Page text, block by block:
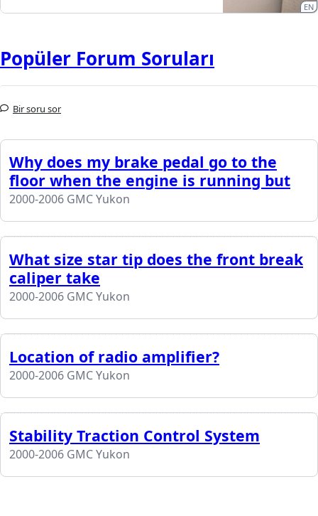
EN
Popüler Forum Soruları
Bir soru sor
Why does my brake pedal go to the
floor when the engine is running but
2000-2006 GMC Yukon
What size star tip does the front break
caliper take
2000-2006 GMC Yukon
Location of radio amplifier?
2000-2006 GMC Yukon
Stability Traction Control System
2000-2006 GMC Yukon